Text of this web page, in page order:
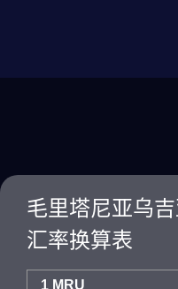
毛里塔尼亚乌
汇率换算表
1 MRU